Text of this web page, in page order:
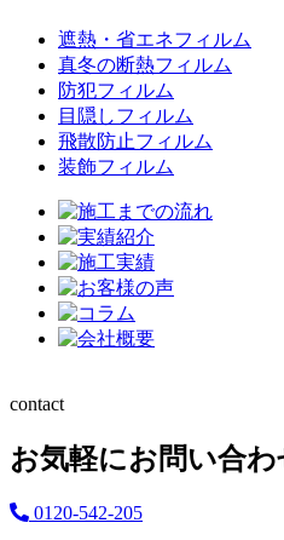
遮熱・省エネフィルム
真冬の断熱フィルム
防犯フィルム
目隠しフィルム
飛散防止フィルム
装飾フィルム
contact
お気軽にお問い合
0120-542-205